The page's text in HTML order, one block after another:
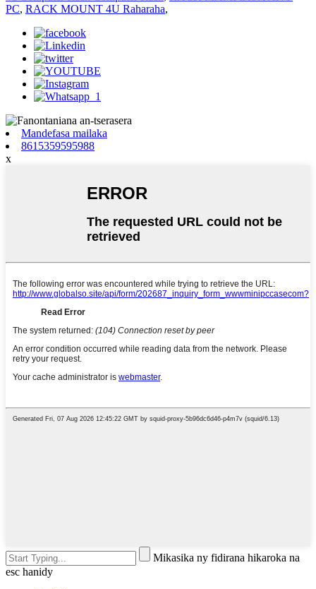
PC, RACK MOUNT 4U Raharaha,
Mandefasa mailaka
8615359595988
x
Mikasika ny fidirana hikaroka na
esc hanidy